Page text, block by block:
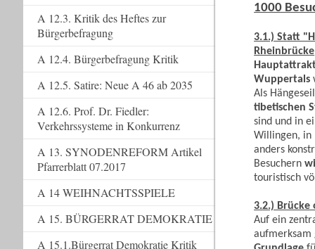
1000
3.1.) Statt
Rheinbrücke
Wuppertals
Als
tibetischen
sind und in
Willingen, in
anders
Besuchern
touristisch
3.2.) Brücke
Auf ein
aufmerksam
A 12.3. Kritik des Heftes zur
Bürgerbefragung
A 12.4. Bürgerbefragung Kritik
A 12.5. Satire: Neue A 46 ab 2035
A 12.6. Prof. Dr. Fiedler:
Verkehrssysteme in Konkurrenz
A 13. SYNODENREFORM Artikel
Pfarrerblatt 07.2017
A 14 WEIHNACHTSSPIELE
A 15. BÜRGERRAT DEMOKRATIE
A 15.1.Bürgerrat Demokratie Kritik